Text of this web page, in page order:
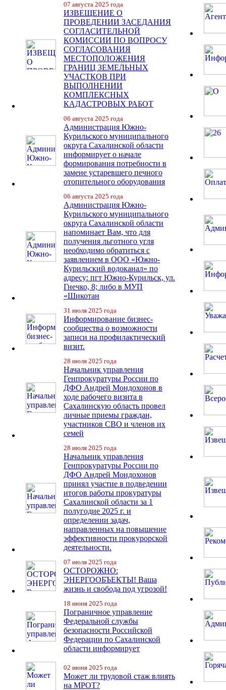
07 августа 2025 года
ИЗВЕЩЕНИЕ О
ПРОВЕДЕНИИ ЗАСЕДАНИЯ
СОГЛАСИТЕЛЬНОЙ
КОМИССИИ ПО ВОПРОСУ
СОГЛАСОВАНИЯ
МЕСТОПОЛОЖЕНИЯ
ГРАНИЦ ЗЕМЕЛЬНЫХ
УЧАСТКОВ ПРИ
ВЫПОЛНЕНИИ
КОМПЛЕКСНЫХ
КАДАСТРОВЫХ РАБОТ
06 августа 2025 года
Администрация Южно-
Курильского муниципального
округа Сахалинской области
информирует о начале
формирования потребности в
замене устаревшего печного
отопительного оборудования
06 августа 2025 года
Администрация Южно-
Курильского муниципального
округа Сахалинской области
напоминает Вам, что для
получения льготного угля
необходимо обратиться с
заявлением в ООО «Южно-
Курильский водоканал» по
адресу: пгт Южно-Курильск, ул.
Гнечко, 8; либо в МУП
«Шикотан
31 июля 2025 года
Информирование бизнес-
сообщества о возможности
записи на профилактический
визит.
28 июля 2025 года
Начальник управления
Генпрокуратуры России по
ДФО Андрей Мондохонов в
ходе рабочего визита в
Сахалинскую область провел
личные приемы граждан,
участников СВО и членов их
семей
28 июля 2025 года
Начальник управления
Генпрокуратуры России по
ДФО Андрей Мондохонов
принял участие в подведении
итогов работы прокуратуры
Сахалинской области за 1
полугодие 2025 г. и
определении задач,
направленных на повышение
эффективности прокурорской
деятельности.
07 июля 2025 года
ОСТОРОЖНО:
ЭНЕРГООБЪЕКТЫ! Ваша
жизнь и свобода под угрозой!
18 июня 2025 года
Пограничное управление
Федеральной службы
безопасности Российской
Федерации по Сахалинской
области информирует
02 июня 2025 года
Может ли трудовой стаж влиять
на МРОТ?